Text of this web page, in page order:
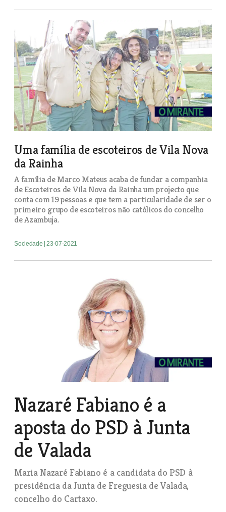
Uma família de escoteiros de Vila Nova
da Rainha
A família de Marco Mateus acaba de fundar a companhia
de Escoteiros de Vila Nova da Rainha um projecto que
conta com 19 pessoas e que tem a particularidade de ser o
primeiro grupo de escoteiros não católicos do concelho
de Azambuja.
Sociedade | 23-07-2021
Nazaré Fabiano é a
aposta do PSD à Junta
de Valada
Maria Nazaré Fabiano é a candidata do PSD à
presidência da Junta de Freguesia de Valada,
concelho do Cartaxo.